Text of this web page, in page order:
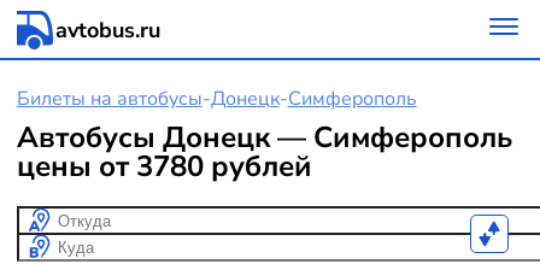
avtobus.ru
Билеты на автобусы-Донецк-Симферополь
Автобусы Донецк — Симферополь
цены от 3780 рублей
Откуда
Куда